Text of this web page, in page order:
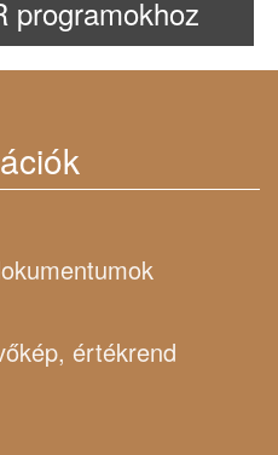
programokhoz
értékrend